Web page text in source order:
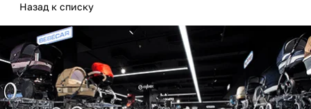
Назад к списку